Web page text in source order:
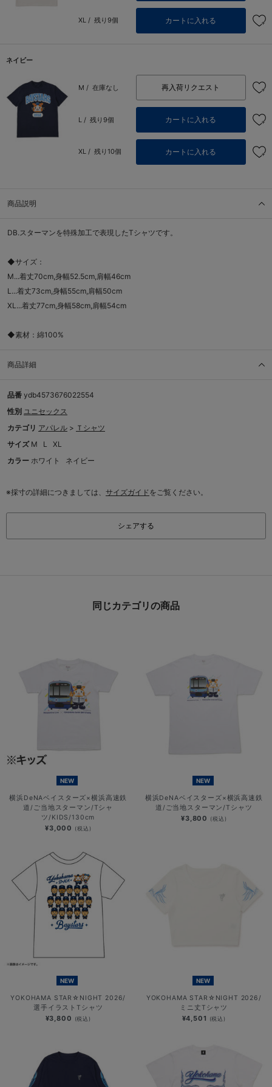
XL / 残り9個 カートに入れる
ネイビー
M / 在庫なし 再入荷リクエスト
L / 残り9個 カートに入れる
XL / 残り10個 カートに入れる
商品説明
DB.スターマンを特殊加工で表現したTシャツです。
◆サイズ：
M...着丈70cm,身幅52.5cm,肩幅46cm
L...着丈73cm,身幅55cm,肩幅50cm
XL...着丈77cm,身幅58cm,肩幅54cm
◆素材：綿100%
商品詳細
品番 ydb4573676022554
性別 ユニセックス
カテゴリ アパレル > Ｔシャツ
サイズ M L
XL
カラー ホワイト ネイビー
※採寸の詳細につきましては、 サイズガイドをご覧ください。
シェアする
同じカテゴリの商品
NEW
横浜DeNAベイスターズ×横浜高速鉄
道/ご当地スターマン/Tシャ
ツ/KIDS/130cm
¥3,000 (税込)
NEW
横浜DeNAベイスターズ×横浜高速鉄
道/ご当地スターマン/Tシャツ
¥3,800 (税込)
NEW
YOKOHAMA STAR☆NIGHT 2026/
選手イラストTシャツ
¥3,800 (税込)
NEW
YOKOHAMA STAR☆NIGHT 2026/
ミニ丈Tシャツ
¥4,501 (税込)